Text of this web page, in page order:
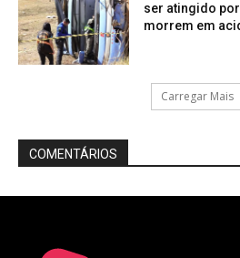
ser atingido
morrem em
Carregar Mais
COMENTÁRIOS